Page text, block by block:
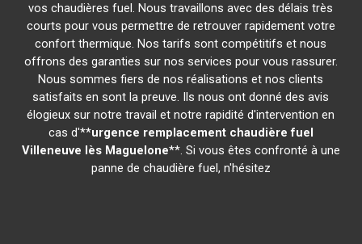
vos chaudières fuel. Nous travaillons avec des délais très
courts pour vous permettre de retrouver rapidement votre
confort thermique. Nos tarifs sont compétitifs et nous
offrons des garanties sur nos services pour vous rassurer.
Nous sommes fiers de nos réalisations et nos clients
satisfaits en sont la preuve. Ils nous ont donné des avis
élogieux sur notre travail et notre rapidité d'intervention en
cas d'**urgence remplacement chaudière fuel
Villeneuve lès Maguelone**. Si vous êtes confronté à une
panne de chaudière fuel, n'hésitez